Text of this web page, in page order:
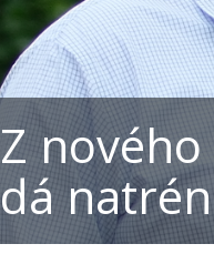
Z
dá